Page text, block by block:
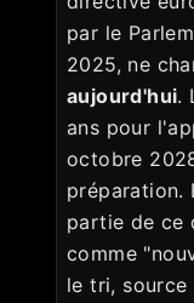
par le
2025, ne
aujourd'hui.
ans pour
octobre
préparation.
partie de ce
comme
le tri, source